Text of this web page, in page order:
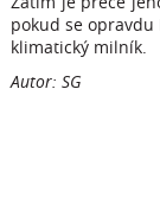
pokud se
klimatický milník.
Autor: SG